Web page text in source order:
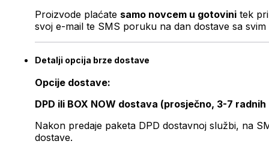
Proizvode plaćate samo novcem u gotovini tek
svoj e-mail te SMS poruku na dan dostave sa svim
Detalji opcija brze dostave
Opcije dostave:
DPD ili BOX NOW dostava (prosječno, 3-7 radnih
Nakon predaje paketa DPD dostavnoj službi, na
dostave.